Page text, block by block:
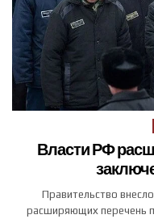
Власти РФ
Правительство
расширяющих перечень